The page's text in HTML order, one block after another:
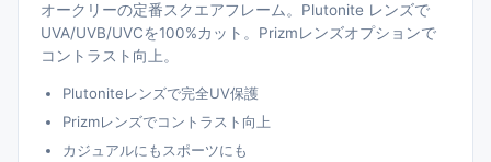
オークリーの定番スクエアフレーム。Plutonite レンズで
UVA/UVB/UVCを100%カット。Prizmレンズオプションで
コントラスト向上。
Plutoniteレンズで完全UV保護
Prizmレンズでコントラスト向上
カジュアルにもスポーツにも